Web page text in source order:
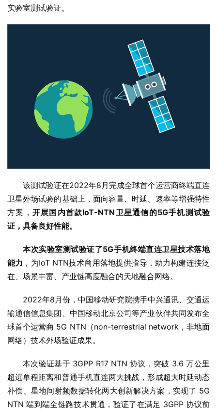
实验室测试验证。
该测试验证在2022年8月完成全球首个运营商终端直连
卫星外场试验的基础上，面向容量、时延、速率等增强特性
方案， 开展国内首款IoT-NTN卫星通信的5G手机测试验
证，具备良好性能。
本次实验室测试验证了5G手机终端直连卫星技术落地
能力 ，为IoT NTN技术商用落地提供指导，助力构建连接泛
在、场景丰富、产业链高度融合的天地融合网络。
2022年8月份，中国移动研究院携手中兴通讯、交通运
输通信信息集团、中国移动北京公司等产业伙伴共同发布全
球首个运营商 5G NTN（non-terrestrial network，非地面
网络）技术外场验证成果。
本次验证基于 3GPP R17 NTN 协议，突破 3.6 万公里
超远单程距离和普通手机直连两大挑战，形成超大时延动态
补偿、星地间射频数据转化两大创新解决方案，实现了 5G
NTN 端到端全链路技术贯通，验证了在满足 3GPP 协议前